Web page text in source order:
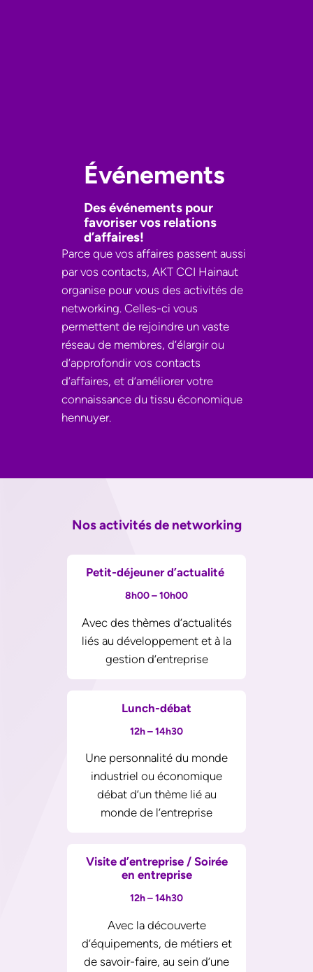
Événements
Des événements pour
favoriser vos relations
d’affaires!
Parce que vos affaires passent aussi
par vos contacts, AKT CCI Hainaut
organise pour vous des activités de
networking. Celles-ci vous
permettent de rejoindre un vaste
réseau de membres, d’élargir ou
d’approfondir vos contacts
d’affaires, et d’améliorer votre
connaissance du tissu économique
hennuyer.
Nos activités de networking
Petit-déjeuner d’actualité
8h00 – 10h00
Avec des thèmes d’actualités
liés au développement et à la
gestion d’entreprise
Lunch-débat
12h – 14h30
Une personnalité du monde
industriel ou économique
débat d’un thème lié au
monde de l’entreprise
Visite d’entreprise/ Soirée
en entreprise
12h – 14h30
Avec la découverte
d’équipements, de métiers et
de savoir-faire, au sein d’une